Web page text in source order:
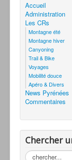
Accueil
Administration
Les CRs
Montagne été
Montagne hiver
Canyoning
Trail & Bike
Voyages
Mobilité douce
Apéro & Divers
News Pyrénées
Commentaires
Chercher
Rechercher